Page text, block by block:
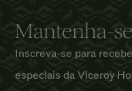
Mantenha-
Inscreva-se para
especiais da Viceroy